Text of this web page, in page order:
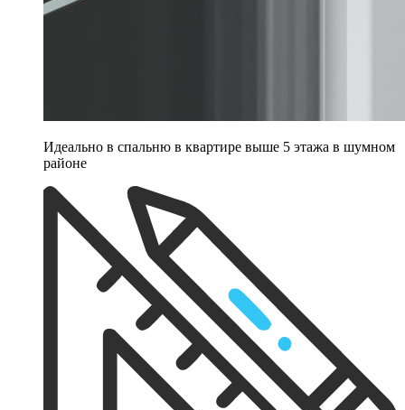
Идеально в спальню в квартире выше 5 этажа в шумном
районе